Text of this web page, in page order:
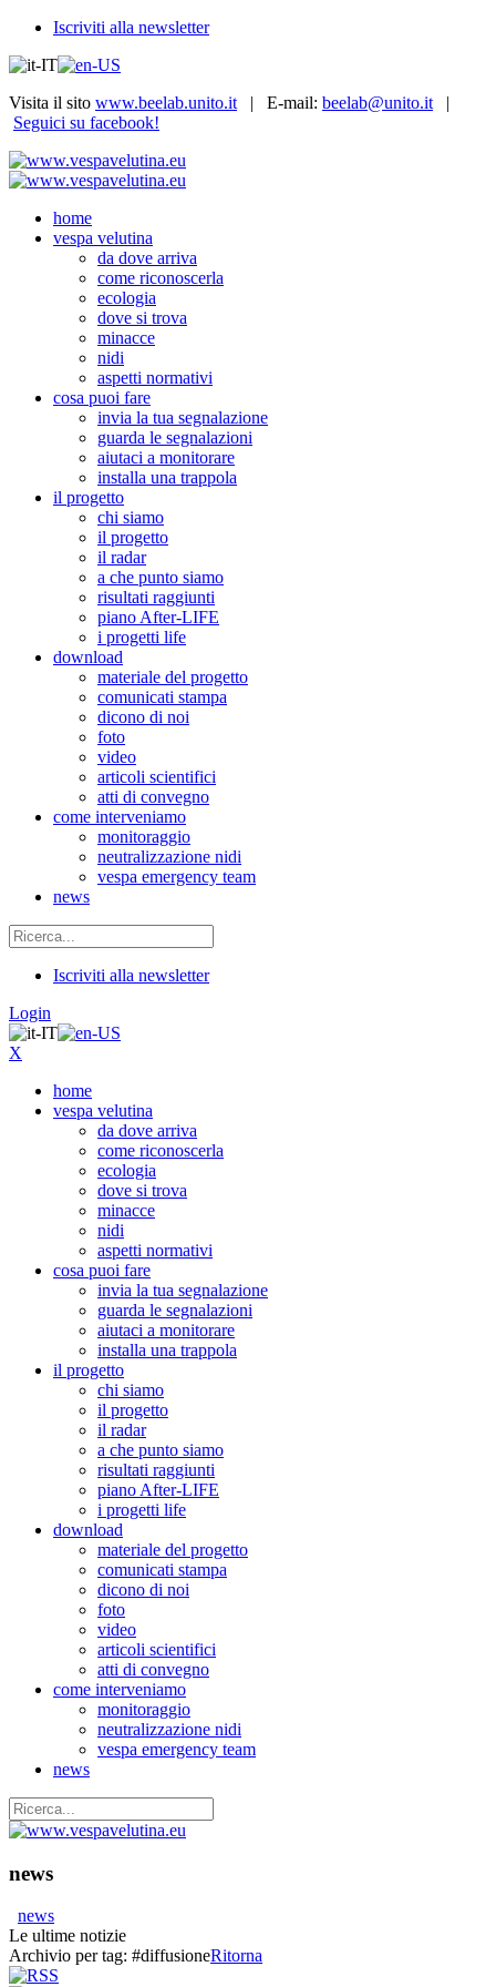
Iscriviti alla newsletter
Visita il sito www.beelab.unito.it | E-mail: beelab@unito.it |
Seguici su facebook!
home
vespa velutina
da dove arriva
come riconoscerla
ecologia
dove si trova
minacce
nidi
aspetti normativi
cosa puoi fare
invia la tua segnalazione
guarda le segnalazioni
aiutaci a monitorare
installa una trappola
il progetto
chi siamo
il progetto
il radar
a che punto siamo
risultati raggiunti
piano After-LIFE
i progetti life
download
materiale del progetto
comunicati stampa
dicono di noi
foto
video
articoli scientifici
atti di convegno
come interveniamo
monitoraggio
neutralizzazione nidi
vespa emergency team
news
Iscriviti alla newsletter
Login
X
home
vespa velutina
da dove arriva
come riconoscerla
ecologia
dove si trova
minacce
nidi
aspetti normativi
cosa puoi fare
invia la tua segnalazione
guarda le segnalazioni
aiutaci a monitorare
installa una trappola
il progetto
chi siamo
il progetto
il radar
a che punto siamo
risultati raggiunti
piano After-LIFE
i progetti life
download
materiale del progetto
comunicati stampa
dicono di noi
foto
video
articoli scientifici
atti di convegno
come interveniamo
monitoraggio
neutralizzazione nidi
vespa emergency team
news
news
news
Le ultime notizie
Archivio per tag: #diffusioneRitorna